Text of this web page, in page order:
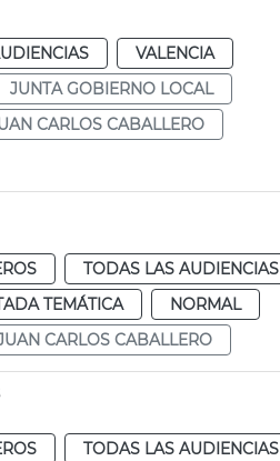
VALENCIA
JUNTA GOBIERNO LOCAL
CARLOS CABALLERO
TODAS LAS AUDIENCIAS
TEMÁTICA
NORMAL
CARLOS CABALLERO
TODAS LAS AUDIENCIAS